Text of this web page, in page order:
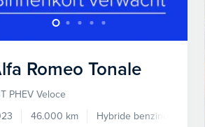
Romeo Tonale
PHEV Veloce
46.000 km Hybride benzine